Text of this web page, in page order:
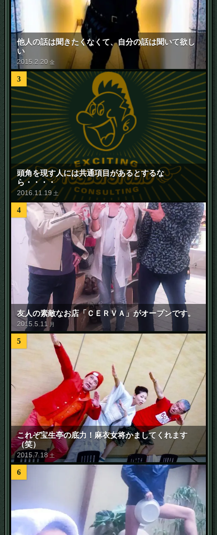
他人の話は聞きたくなくて、自分の話は聞いて欲し
い
2015 2 20 金
3
頭角を現す人には共通項目があるとするな
ら・・・・
2016 11 19 土
4
友人の素敵なお店「ＣＥＲＶＡ」がオープンです。
2015 5 11 月
5
これぞ宝生亭の底力！麻衣女将かましてくれます
（笑）
2015.7. 18 土
6